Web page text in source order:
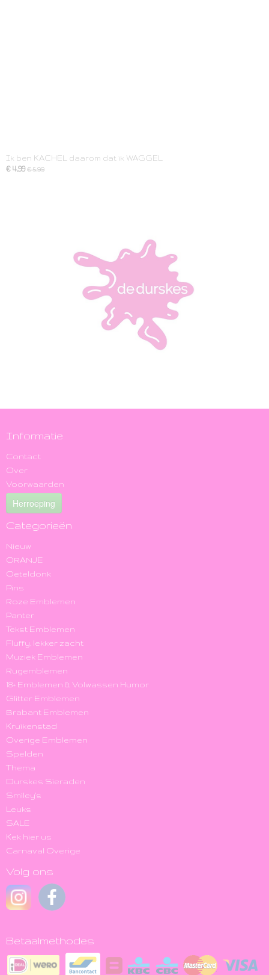
Ik ben KACHEL daarom dat ik WAGGEL
€ 4,99 € 5,99
Informatie
Contact
Over
Voorwaarden
Herroeping
Categorieën
Nieuw
ORANJE
Oeteldonk
Pins
Roze Emblemen
Panter
Tekst Emblemen
Fluffy, lekker zacht
Muziek Emblemen
Rugemblemen
18+ Emblemen & Volwassen Humor
Glitter Emblemen
Brabant Emblemen
Kruikenstad
Overige Emblemen
Spelden
Thema
Durskes Sieraden
Smiley's
Leuks
SALE
Kek hier us
Carnaval Overige
Volg ons
Betaalmethodes